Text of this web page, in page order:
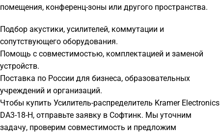
помещения, конференц-зоны или другого пространства.
Подбор акустики, усилителей, коммутации и
сопутствующего оборудования.
Помощь с совместимостью, комплектацией и заменой
устройств.
Поставка по России для бизнеса, образовательных
учреждений и организаций.
Чтобы купить Усилитель-распределитель Kramer Electronics
DA3-18-H, отправьте заявку в Софтинк. Мы уточним
задачу, проверим совместимость и предложим